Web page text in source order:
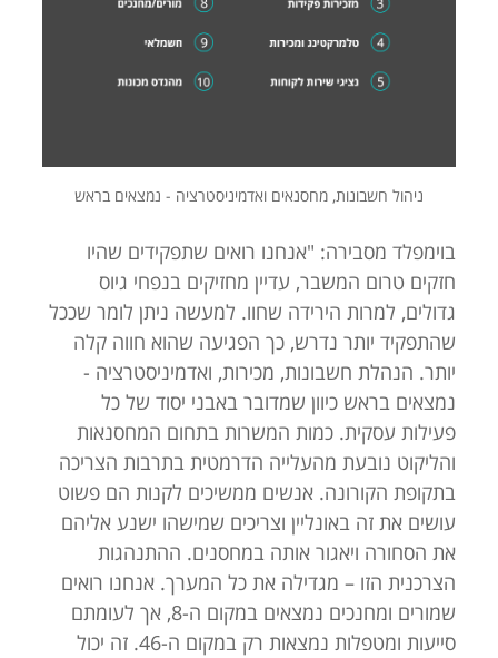
ניהול חשבונות, מחסנאים ואדמיניסטרציה - נמצאים בראש
בוימפלד מסבירה: "אנחנו רואים שתפקידים שהיו
חזקים טרום המשבר, עדיין מחזיקים בנפחי גיוס
גדולים, למרות הירידה שחוו. למעשה ניתן לומר שככל
שהתפקיד יותר נדרש, כך הפגיעה שהוא חווה קלה
יותר. הנהלת חשבונות, מכירות, ואדמיניסטרציה -
נמצאים בראש כיוון שמדובר באבני יסוד של כל
פעילות עסקית. כמות המשרות בתחום המחסנאות
והליקוט נובעת מהעלייה הדרמטית בתרבות הצריכה
בתקופת הקורונה. אנשים ממשיכים לקנות הם פשוט
עושים את זה באונליין וצריכים שמישהו ישנע אליהם
את הסחורה ויאגור אותה במחסנים. ההתנהגות
הצרכנית הזו – מגדילה את כל המערך. אנחנו רואים
שמורים ומחנכים נמצאים במקום ה-8, אך לעומתם
סייעות ומטפלות נמצאות רק במקום ה-46. זה יכול